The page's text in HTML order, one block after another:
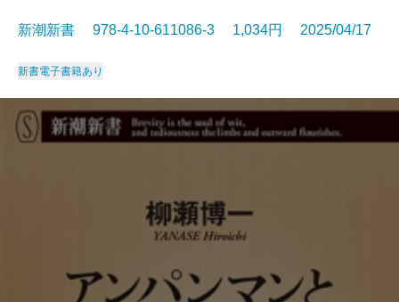
新潮新書 978-4-10-611086-3 1,034円 2025/04/17
新書電子書籍あり